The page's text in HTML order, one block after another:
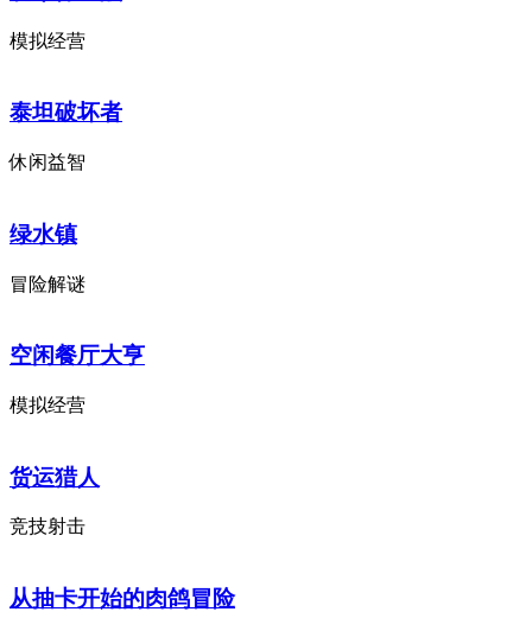
模拟经营
泰坦破坏者
休闲益智
绿水镇
冒险解谜
空闲餐厅大亨
模拟经营
货运猎人
竞技射击
从抽卡开始的肉鸽冒险